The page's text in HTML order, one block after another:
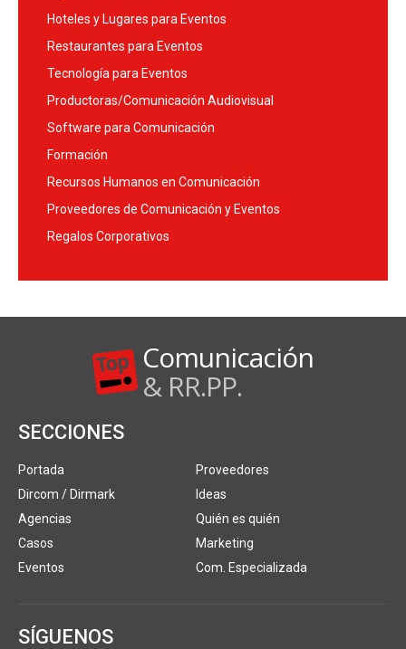
Hoteles y Lugares para Eventos
Restaurantes para Eventos
Tecnología para Eventos
Productoras/Comunicación Audiovisual
Software para Comunicación
Formación
Recursos Humanos en Comunicación
Proveedores de Comunicación y Eventos
Regalos Corporativos
Comunicación
& RR.PP.
SECCIONES
Portada
Dircom / Dirmark
Agencias
Casos
Eventos
Proveedores
Ideas
Quién es quién
Marketing
Com. Especializada
SÍGUENOS